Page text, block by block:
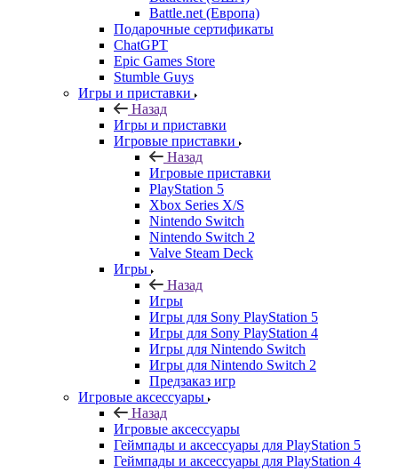
Battle.net (Европа)
Подарочные сертификаты
ChatGPT
Epic Games Store
Stumble Guys
Игры и приставки
Назад
Игры и приставки
Игровые приставки
Назад
Игровые приставки
PlayStation 5
Xbox Series X/S
Nintendo Switch
Nintendo Switch 2
Valve Steam Deck
Игры
Назад
Игры
Игры для Sony PlayStation 5
Игры для Sony PlayStation 4
Игры для Nintendo Switch
Игры для Nintendo Switch 2
Предзаказ игр
Игровые аксессуары
Назад
Игровые аксессуары
Геймпады и аксессуары для PlayStation 5
Геймпады и аксессуары для PlayStation 4